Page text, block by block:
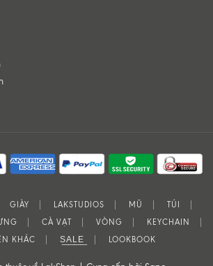
GIÀY LAKSTUDIOS MŨ
TÚI
CÀ VẠT VÒNG
KEYCHAIN
KHÁC
S͟A͟L͟E͟ LOOKBOOK